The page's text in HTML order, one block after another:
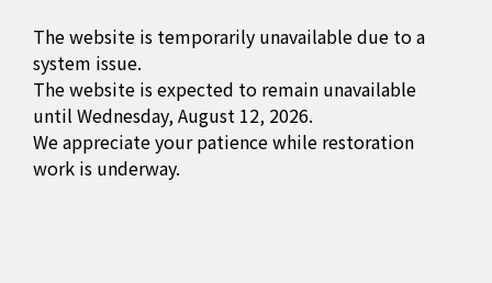
The website is temporarily unavailable due to a
system issue.
The website is expected to remain unavailable
until Wednesday, August 12, 2026.
We appreciate your patience while restoration
work is underway.